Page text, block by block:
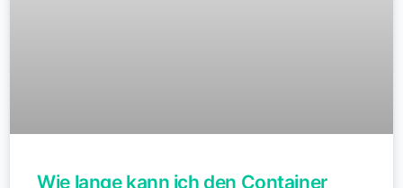
Wie lange kann ich den Container